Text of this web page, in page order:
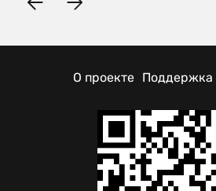
О проекте Поддержка